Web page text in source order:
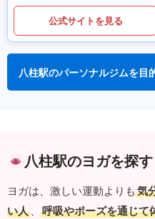
公式サイトを見る
八柱駅のパーソナルジムを目
八柱駅のヨガを探す
ヨガは、激しい運動よりも 気
い人 、 呼吸やポーズを通じて